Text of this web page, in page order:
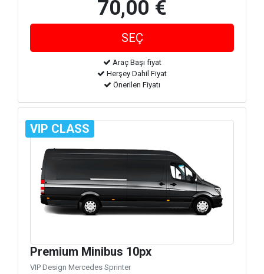
70,00 €
Araç Başı fiyat
Herşey Dahil Fiyat
Önerilen Fiyatı
VIP CLASS
Premium Minibus 10px
VIP Design Mercedes Sprinter